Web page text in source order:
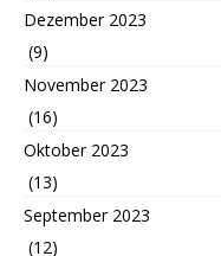
Dezember 2023
(9)
November 2023
(16)
Oktober 2023
(13)
September 2023
(12)